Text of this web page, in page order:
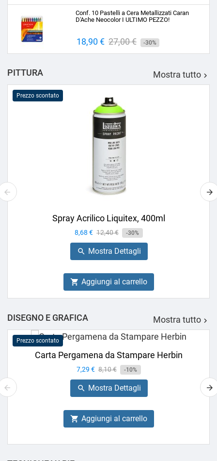
base
Conf. 10 Pastelli a Cera Metallizzati Caran
D'Ache Neocolor I ULTIMO PEZZO!
Prezzo
18,90 € Prezzo
base
27,00 € -30%
PITTURA Mostra tutto 
Prezzo scontato
Spray Acrilico Liquitex, 400ml
Prezzo
8,68 € Prezzo
base
12,40 € -30%
 Mostra Dettagli
 Aggiungi al carrello
DISEGNO E GRAFICA Mostra tutto 
Prezzo scontato
Carta Pergamena da Stampare Herbin
Prezzo
7,29 € Prezzo
base
8,10 € -10%
 Mostra Dettagli
 Aggiungi al carrello